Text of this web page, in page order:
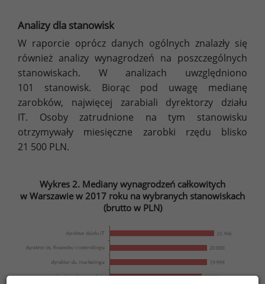
Analizy dla stanowisk
W raporcie oprócz danych ogólnych znalazły się
również analizy wynagrodzeń na poszczególnych
stanowiskach. W analizach uwzględniono
101 stanowisk. Biorąc pod uwagę medianę
zarobków, najwięcej zarabiali dyrektorzy działu
IT. Osoby zatrudnione na tym stanowisku
otrzymywały miesięczne zarobki rzędu blisko
21 500 PLN.
Wykres 2. Mediany wynagrodzeń całkowitych
w Warszawie w 2017 roku na wybranych stanowiskach
(brutto w PLN)